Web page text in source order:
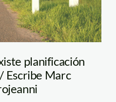
planificación
Escribe Marc